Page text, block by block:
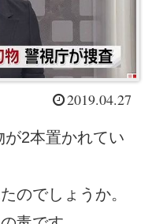
2019.04.27
2本置かれてい
のでしょうか。